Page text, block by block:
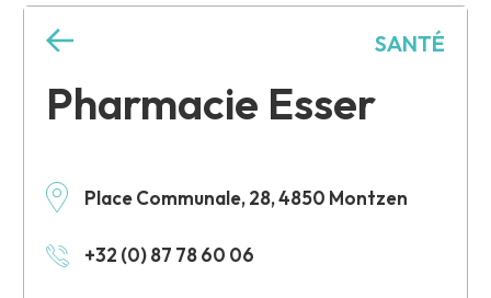
Pharmacie Esser
Place Communale, 28, 4850 Montzen
+32 (0) 87 78 60 06
SANTÉ
+
−